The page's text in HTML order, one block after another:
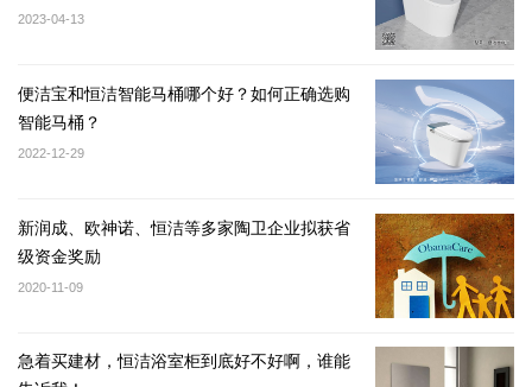
2023-04-13
便洁宝和恒洁智能马桶哪个好？如何正确选购
智能马桶？
2022-12-29
新润成、欧神诺、恒洁等多家陶卫企业拟获省
级资金奖励
2020-11-09
急着买建材，恒洁浴室柜到底好不好啊，谁能